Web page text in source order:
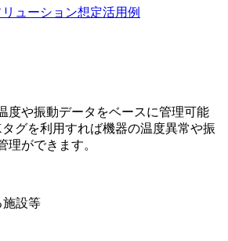
ューション想定活用例
度や振動データをベースに管理可能
グを利用すれば機器の温度異常や振
理ができます。
施設等